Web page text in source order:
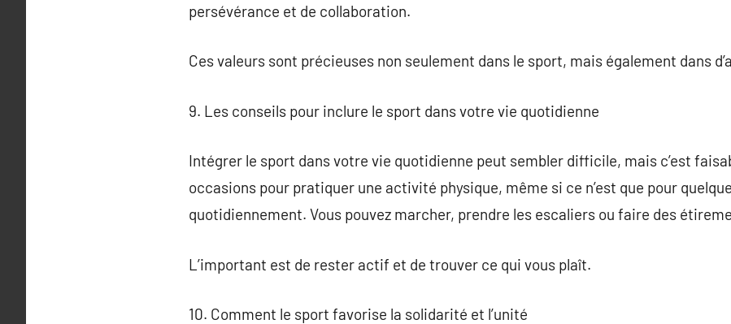
persévérance et de collaboration.
Ces valeurs sont précieuses non seulement dans le sport, mais également dans
9. Les conseils pour inclure le sport dans votre vie quotidienne
Intégrer le sport dans votre vie quotidienne peut sembler difficile, mais c’est
occasions pour pratiquer une activité physique, même si ce n’est que pour
quotidiennement. Vous pouvez marcher, prendre les escaliers ou faire des
L’important est de rester actif et de trouver ce qui vous plaît.
10. Comment le sport favorise la solidarité et l’unité